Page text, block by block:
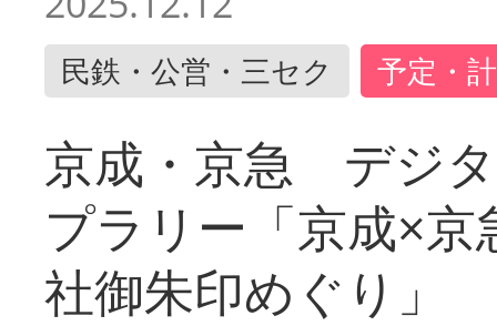
民鉄・公営・三セク 予定・
京成・京急 デジ
プラリー「京成×
社御朱印めぐり」